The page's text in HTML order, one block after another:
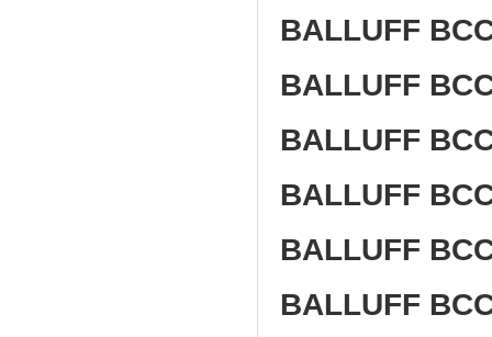
BALLUFF
BALLUFF
BALLUFF
BALLUFF
BALLUFF
BALLUFF